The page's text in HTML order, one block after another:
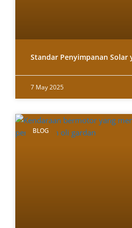
Standar Penyimpanan Solar
7 May 2025
BLOG